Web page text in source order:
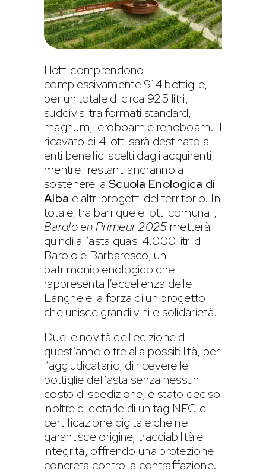
I lotti comprendono
complessivamente 914 bottiglie,
per un totale di circa 925 litri,
suddivisi tra formati standard,
magnum, jeroboam e rehoboam. Il
ricavato di 4 lotti sarà destinato a
enti benefici scelti dagli acquirenti,
mentre i restanti andranno a
sostenere la Scuola Enologica di
Alba e altri progetti del territorio. In
totale, tra barrique e lotti comunali,
Barolo en Primeur 2025 metterà
quindi all’asta quasi 4.000 litri di
Barolo e Barbaresco, un
patrimonio enologico che
rappresenta l’eccellenza delle
Langhe e la forza di un progetto
che unisce grandi vini e solidarietà.
Due le novità dell’edizione di
quest’anno oltre alla possibilità, per
l’aggiudicatario, di ricevere le
bottiglie dell’asta senza nessun
costo di spedizione, è stato deciso
inoltre di dotarle di un tag NFC di
certificazione digitale che ne
garantisce origine, tracciabilità e
integrità, offrendo una protezione
concreta contro la contraffazione.